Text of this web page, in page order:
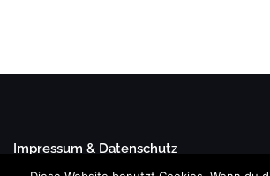
Impressum & Datenschutz